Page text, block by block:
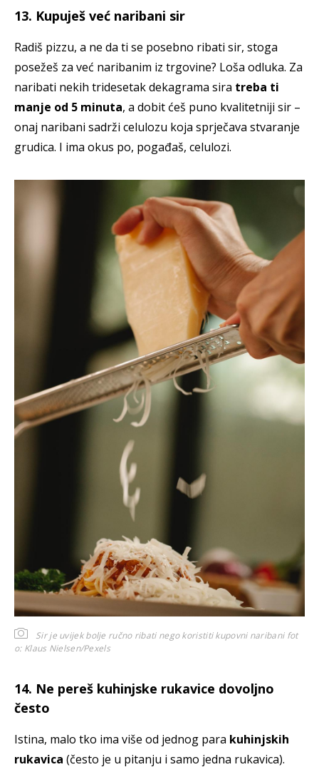
13. Kupuješ već naribani sir
Radiš pizzu, a ne da ti se posebno ribati sir, stoga
posežeš za već naribanim iz trgovine? Loša odluka. Za
naribati nekih tridesetak dekagrama sira treba ti
manje od 5 minuta, a dobit ćeš puno kvalitetniji sir –
onaj naribani sadrži celulozu koja sprječava stvaranje
grudica. I ima okus po, pogađaš, celulozi.
Sir je uvijek bolje ručno ribati nego koristiti kupovni naribani fot
o: Klaus Nielsen/Pexels
14. Ne pereš kuhinjske rukavice dovoljno
često
Istina, malo tko ima više od jednog para kuhinjskih
rukavica (često je u pitanju i samo jedna rukavica).